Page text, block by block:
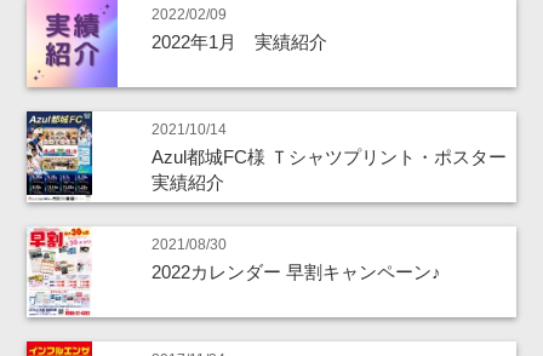
2022/02/09
2022年1月 実績紹介
2021/10/14
Azul都城FC様 Ｔシャツプリント・ポスター
実績紹介
2021/08/30
2022カレンダー 早割キャンペーン♪